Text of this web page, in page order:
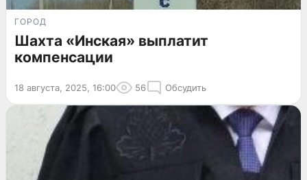
ГОРОД
Шахта «Инская» выплатит
компенсации
18 августа, 2025, 16:00 56 Обсудить